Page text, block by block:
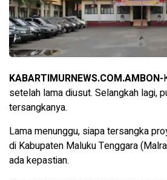
KABARTIMURNEWS.COM.AMBON-
setelah lama diusut. Selangkah lagi,
tersangkanya.
Lama menunggu, siapa tersangka
di Kabupaten Maluku Tenggara
ada kepastian.